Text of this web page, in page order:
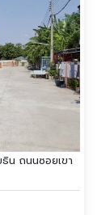
น ถนนซอยเขา